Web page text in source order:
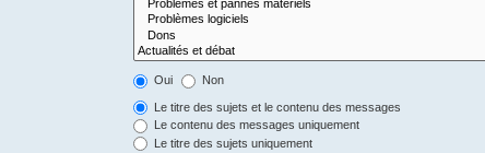
Oui Non
Le titre des sujets et le contenu des messages
Le contenu des messages uniquement
Le titre des sujets uniquement